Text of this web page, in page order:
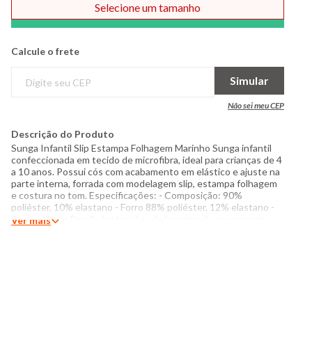
Comprar
Selecione um tamanho
Calcule o frete
Simular
Não sei meu CEP
Descrição do Produto
Sunga Infantil Slip Estampa Folhagem Marinho Sunga infantil
confeccionada em tecido de microfibra, ideal para crianças de 4
a 10 anos. Possui cós com acabamento em elástico e ajuste na
parte interna, forrada com modelagem slip, estampa folhagem
e costura no tom. Especificações: - Composição: 90%
poliéster, 10% elastano - Forro 88% poliéster, 12% elastano -
Produzido no Brasil - Instruções de lavagem: Lavar somente a
Ver mais